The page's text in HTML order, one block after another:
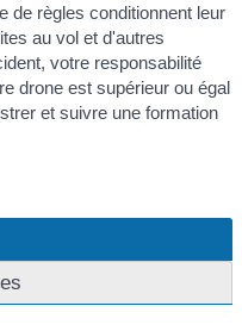
de règles conditionnent leur
au vol et d'autres
votre responsabilité
drone est supérieur ou égal
et suivre une formation